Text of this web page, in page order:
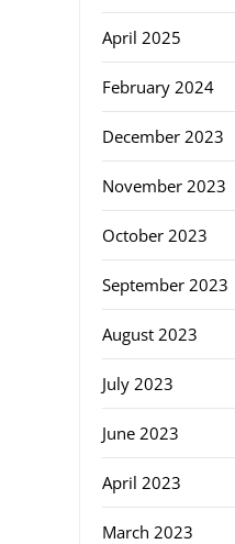
April 2025
February 2024
December 2023
November 2023
October 2023
September 2023
August 2023
July 2023
June 2023
April 2023
March 2023